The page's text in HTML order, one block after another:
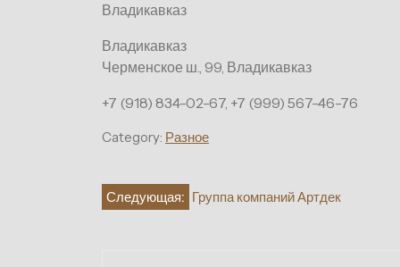
Владикавказ
Владикавказ
Черменское ш., 99, Владикавказ
+7 (918) 834-02-67, +7 (999) 567-46-76
Category: Разное
Навигация
Следующая: Группа компаний Артдек